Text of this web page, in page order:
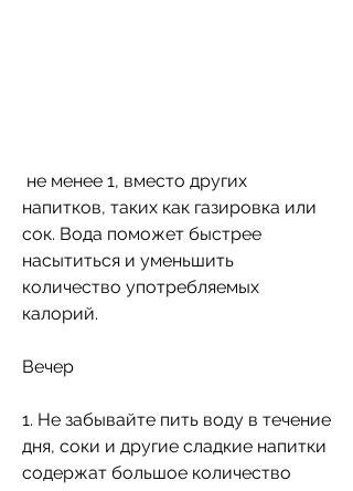
напитков, таких как газировка или
сок. Вода поможет быстрее
насытиться и уменьшить
количество употребляемых
калорий.
Вечер
1. Не забывайте пить воду в течение
дня, соки и другие сладкие напитки
содержат большое количество